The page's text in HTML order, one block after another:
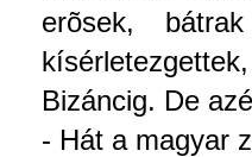
erõsek,
Bizáncig. De
- Hát a magyar